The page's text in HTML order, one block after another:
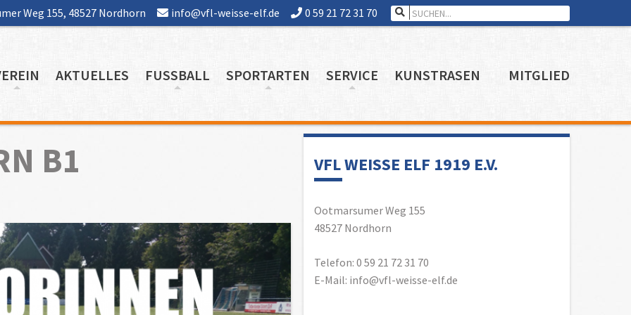
Weg 155, 48527 Nordhorn info@vfl-weisse-elf.de 0 59 21 72 31 70 Search for:
AKTUELLES FUSSBALL SPORTARTEN SERVICE KUNSTRASEN MITGLIED
B1 VFL WEISSE ELF 1919 E.V.
Ootmarsumer Weg 155
48527 Nordhorn
Telefon: 0 59 21 72 31 70
E-Mail: info@vfl-weisse-elf.de